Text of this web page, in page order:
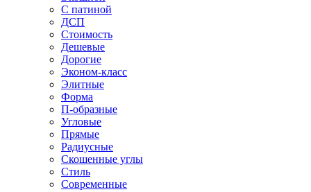
С патиной
ДСП
Стоимость
Дешевые
Дорогие
Эконом-класс
Элитные
Форма
П-образные
Угловые
Прямые
Радиусные
Скошенные углы
Стиль
Современные